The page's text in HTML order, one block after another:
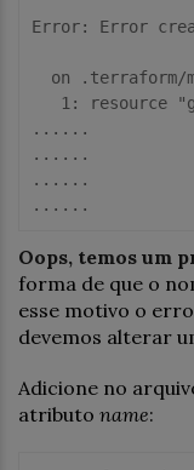
Error: Error
on .terraform/
1: resource
......
......
......
Oops, temos um
forma de que o
esse motivo o
devemos alterar
Adicione no
atributo name: